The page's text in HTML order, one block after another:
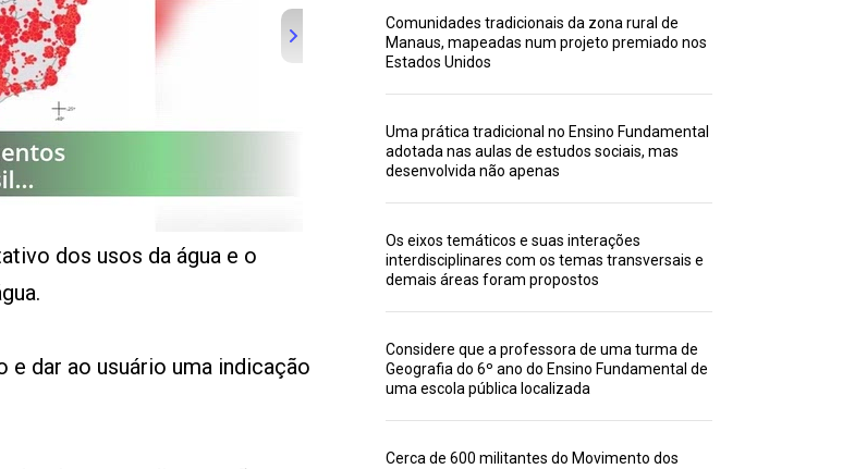
dos usos da água e o
dar ao usuário uma indicação
Comunidades tradicionais da zona rural de
Manaus, mapeadas num projeto premiado nos
Estados Unidos
Uma prática tradicional no Ensino Fundamental
adotada nas aulas de estudos sociais, mas
desenvolvida não apenas
Os eixos temáticos e suas interações
interdisciplinares com os temas transversais e
demais áreas foram propostos
Considere que a professora de uma turma de
Geografia do 6º ano do Ensino Fundamental de
uma escola pública localizada
Cerca de 600 militantes do Movimento dos